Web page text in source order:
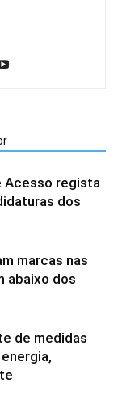
Acesso regista
dos
marcas nas
abaixo dos
de medidas